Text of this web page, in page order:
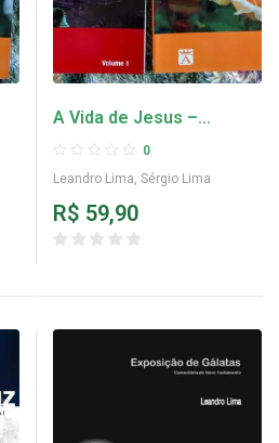
A Vida de Jesus –
Volumes 1 e 2
0
Leandro Lima, Sérgio Lima
R$ 59,90